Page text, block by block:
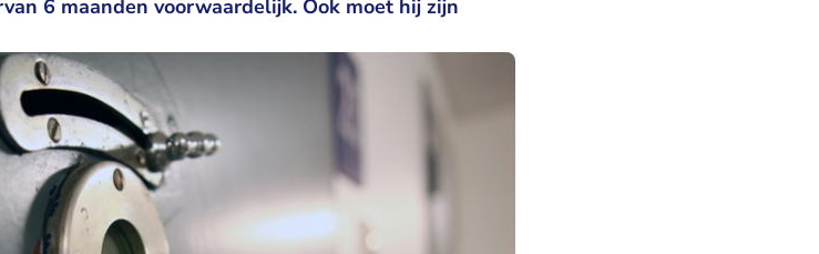
6 maanden voorwaardelijk. Ook moet hij zijn